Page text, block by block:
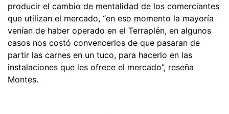
producir el cambio de mentalidad de los comerciantes
que utilizan el mercado, “en eso momento la mayoría
venían de haber operado en el Terraplén, en algunos
casos nos costó convencerlos de que pasaran de
partir las carnes en un tuco, para hacerlo en las
instalaciones que les ofrece el mercado”, reseña
Montes.